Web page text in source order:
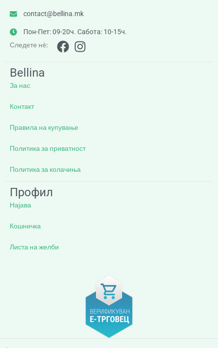
contact@bellina.mk
Пон-Пет: 09-20ч. Сабота: 10-15ч.
Следете нè:
Bellina
За нас
Контакт
Правила на купување
Политика за приватност
Политика за колачиња
Профил
Најава
Кошничка
Листа на желби